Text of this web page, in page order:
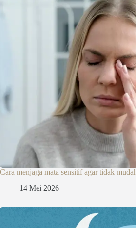
Cara menjaga mata sensitif agar tidak
14 Mei 2026